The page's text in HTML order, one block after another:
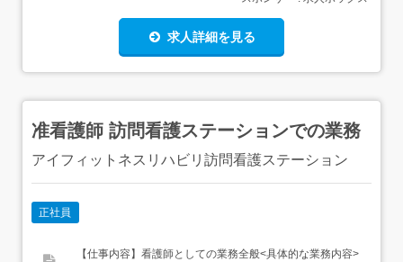
求人詳細を見る
准看護師 訪問看護ステーションでの業務
アイフィットネスリハビリ訪問看護ステーション
正社員
【仕事内容】看護師としての業務全般<具体的な業務内容>